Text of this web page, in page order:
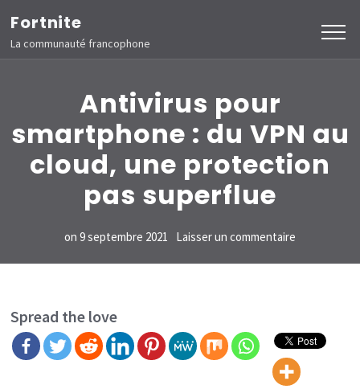
Aller
au
contenu
Fortnite
La communauté francophone
Antivirus pour
smartphone : du VPN au
cloud, une protection
pas superflue
on 9 septembre 2021 Laisser un commentaire
Antivirus
du
VPN
Spread the love